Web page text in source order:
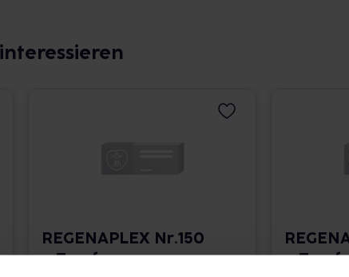
REGENAPLEX Nr.150
a Tropfen zum
a